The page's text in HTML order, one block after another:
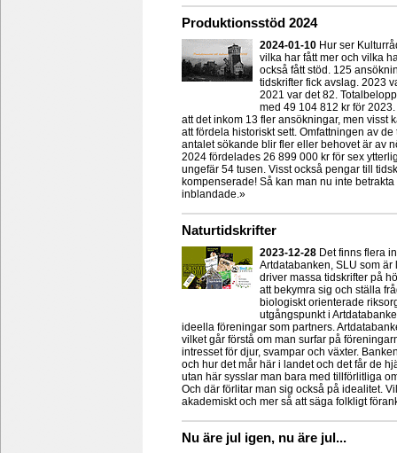
Produktionsstöd 2024
2024-01-10 Hur ser
vilka har fått mer och vilka
också fått stöd. 125
tidskrifter fick avslag. 2023
2021 var det 82.
med 49 104 812 kr för
att det inkom 13 fler ansökningar, men visst
att fördela historiskt sett. Omfattningen av
antalet sökande blir fler eller behovet är av
2024 fördelades 26 899 000 kr för sex
ungefär 54 tusen. Visst också pengar till
kompenserade! Så kan man nu inte
inblandade.»
Naturtidskrifter
2023-12-28 Det finns flera
Artdatabanken, SLU som
driver massa tidskrifter på
att bekymra sig och ställa
biologiskt orienterade
utgångspunkt i
ideella föreningar som partners.
vilket går förstå om man surfar på
intresset för djur, svampar och växter.
och hur det mår här i landet och det får de
utan här sysslar man bara med tillförlitliga
Och där förlitar man sig också på idealitet.
akademiskt och mer så att säga folkligt
Nu äre jul igen, nu äre jul...